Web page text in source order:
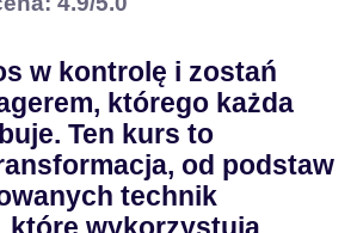
metody
projektami i stań się
project managerem
w kontrolę i zostań
którego każda
Ten kurs to
od podstaw
technik
które wykorzystują